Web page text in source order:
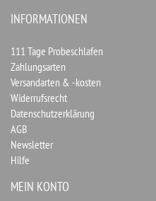
INFORMATIONEN
111 Tage Probeschlafen
Zahlungsarten
Versandarten & -kosten
Widerrufsrecht
Datenschutzerklärung
AGB
Newsletter
Hilfe
MEIN KONTO